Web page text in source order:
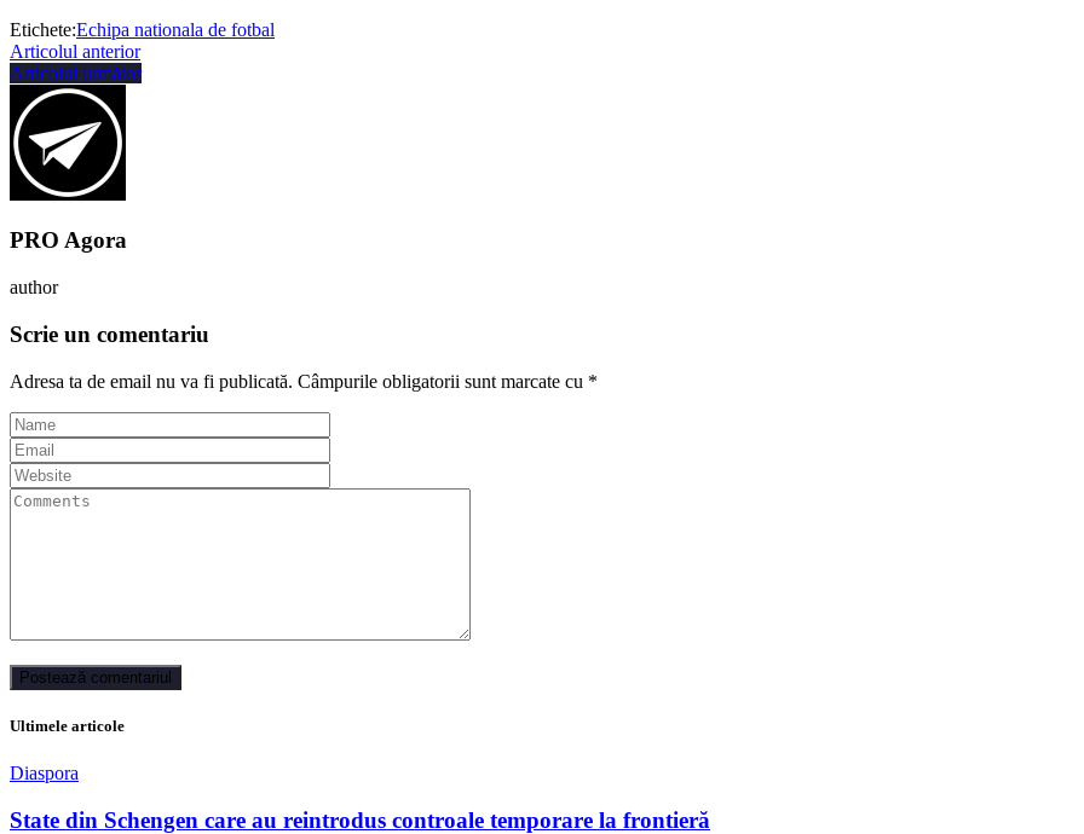
Etichete:Echipa nationala de fotbal
Articolul anterior
Articolul următor
PRO Agora
author
Scrie un comentariu
Adresa ta de email nu va fi publicată. Câmpurile obligatorii sunt marcate cu *
Ultimele articole
Diaspora
State din Schengen care au reintrodus controale temporare la frontieră